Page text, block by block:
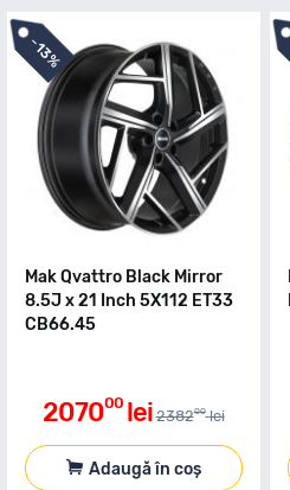
-13%
Mak Qvattro Black Mirror
8.5J x 21 Inch 5X112 ET33
CB66.45
207000 lei 238200 lei
Adaugă în coș